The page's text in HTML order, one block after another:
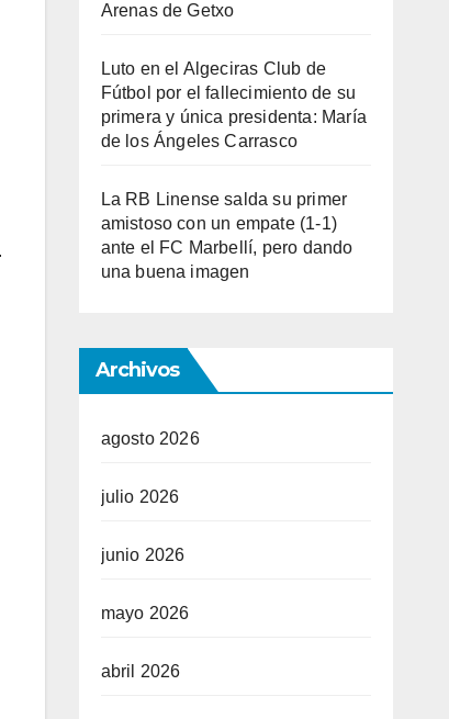
Arenas de Getxo
Luto en el Algeciras Club de
Fútbol por el fallecimiento de su
primera y única presidenta: María
de los Ángeles Carrasco
La RB Linense salda su primer
amistoso con un empate (1-1)
ante el FC Marbellí, pero dando
una buena imagen
Archivos
agosto 2026
julio 2026
junio 2026
mayo 2026
abril 2026